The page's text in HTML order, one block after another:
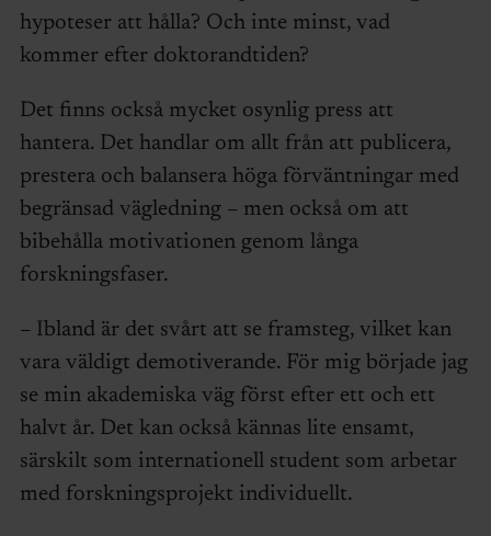
hypoteser att hålla? Och inte minst, vad
kommer efter doktorandtiden?
Det finns också mycket osynlig press att
hantera. Det handlar om allt från att publicera,
prestera och balansera höga förväntningar med
begränsad vägledning – men också om att
bibehålla motivationen genom långa
forskningsfaser.
– Ibland är det svårt att se framsteg, vilket kan
vara väldigt demotiverande. För mig började jag
se min akademiska väg först efter ett och ett
halvt år. Det kan också kännas lite ensamt,
särskilt som internationell student som arbetar
med forskningsprojekt individuellt.